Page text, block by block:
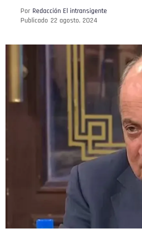
Por Redacción El intransigente
Publicado 22 agosto, 2024